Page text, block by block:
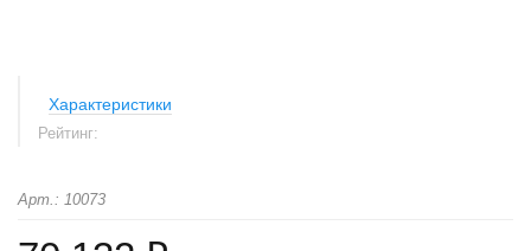
Характеристики
Рейтинг:
Арт.: 10073